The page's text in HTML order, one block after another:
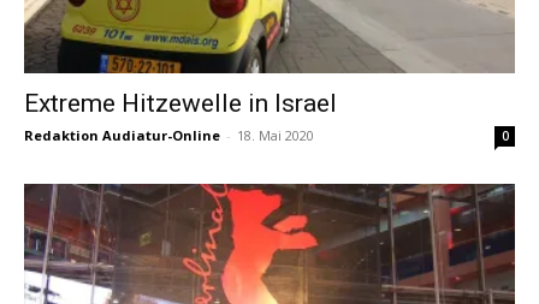
Extreme Hitzewelle in Israel
Redaktion Audiatur-Online - 18. Mai 2020 0